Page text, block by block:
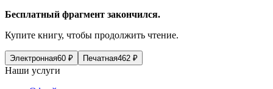
Бесплатный фрагмент закончился.
Купите книгу, чтобы продолжить чтение.
Электронная60 ₽ Печатная462 ₽
Наши услуги